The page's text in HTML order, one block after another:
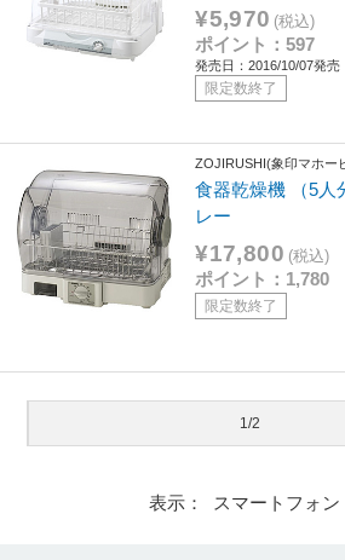
¥5,970 (税込)
ポイント：597
発売日：2016/10/07発売
限定数終了
ZOJIRUSHI(象印マホー
食器乾燥機 （5
レー
¥17,800 (税込)
ポイント：1,780
限定数終了
1/2
表示： スマートフォン